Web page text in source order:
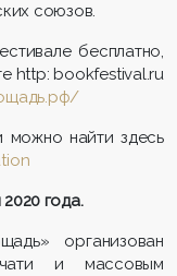
союзов.
бесплатно,
http: bookfestival.ru
можно найти здесь
года.
организован
и массовым